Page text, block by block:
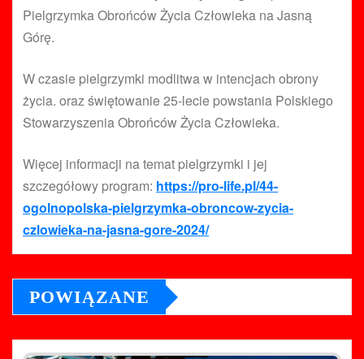
Pielgrzymka Obrońców Życia Człowieka na Jasną
Górę.
W czasie pielgrzymki modlitwa w intencjach obrony
życia. oraz świętowanie 25-lecie powstania Polskiego
Stowarzyszenia Obrońców Życia Człowieka.
Więcej informacji na temat pielgrzymki i jej
szczegółowy program: https://pro-life.pl/44-
ogolnopolska-pielgrzymka-obroncow-zycia-
czlowieka-na-jasna-gore-2024/
POWIĄZANE